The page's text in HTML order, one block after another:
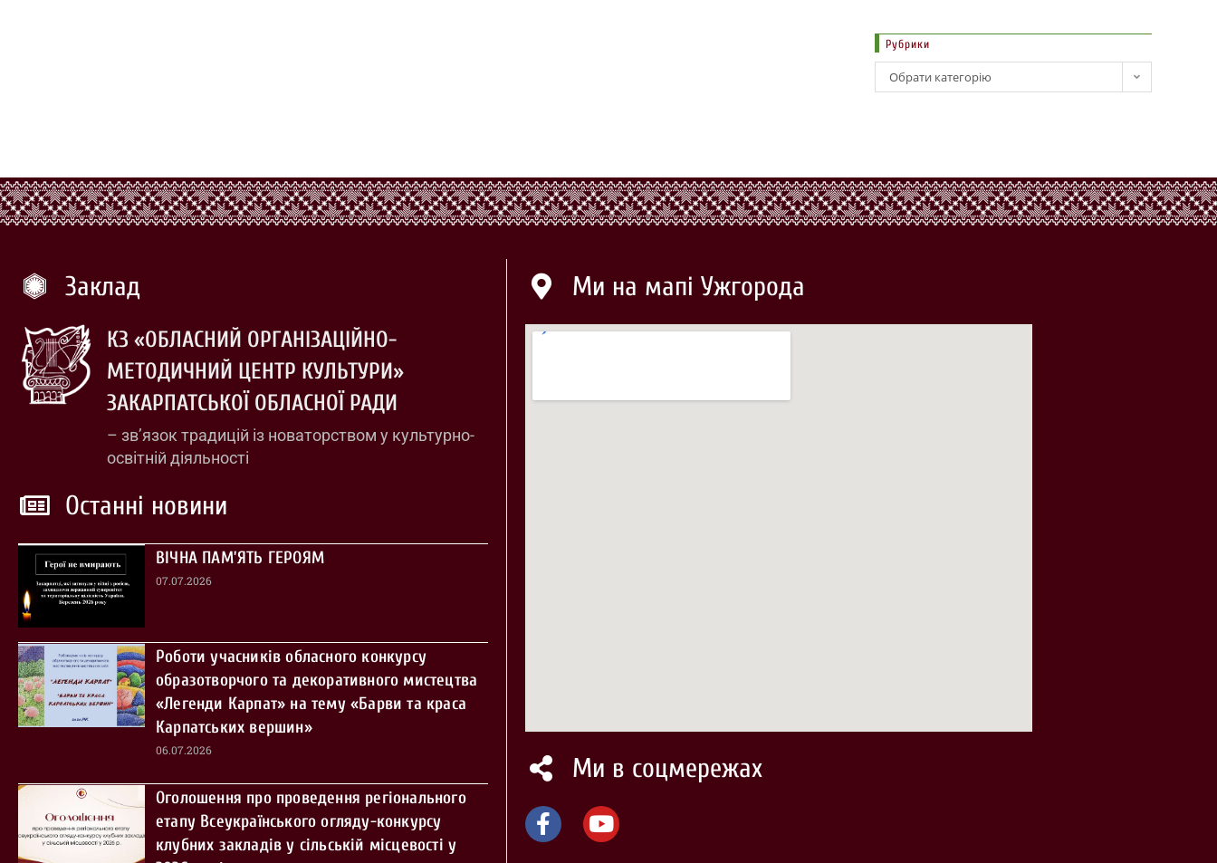
Рубрики
Обрати категорію
Заклад
КЗ «ОБЛАСНИЙ ОРГАНІЗАЦІЙНО-
МЕТОДИЧНИЙ ЦЕНТР КУЛЬТУРИ»
ЗАКАРПАТСЬКОЇ ОБЛАСНОЇ РАДИ
– зв’язок традицій із новаторством у культурно-
освітній діяльності
Останні новини
ВІЧНА ПАМ’ЯТЬ ГЕРОЯМ
07.07.2026
Роботи учасників обласного конкурсу
образотворчого та декоративного мистецтва
«Легенди Карпат» на тему «Барви та краса
Карпатських вершин»
06.07.2026
Оголошення про проведення регіонального
етапу Всеукраїнського огляду-конкурсу
клубних закладів у сільській місцевості у
Ми на мапі Ужгорода
Ми в соцмережах